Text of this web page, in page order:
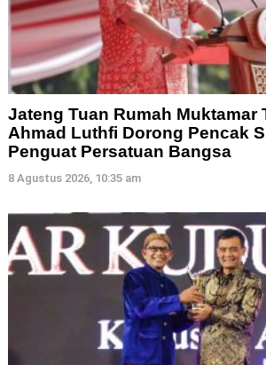
Jateng Tuan Rumah Muktamar
Ahmad Luthfi Dorong Pencak
Penguat Persatuan Bangsa
8 Agustus 2026, 10:35 am